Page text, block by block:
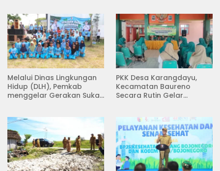
Melalui Dinas Lingkungan
Hidup (DLH), Pemkab
menggelar Gerakan Suka
PKK Desa Karangdayu,
Kecamatan Baureno
Secara Rutin Gelar